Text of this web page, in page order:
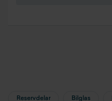
Reservdelar Bilglas